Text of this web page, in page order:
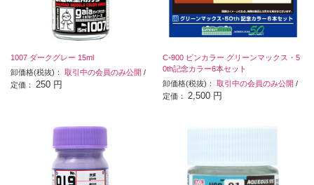
1007 ダークグレー 15ml
卸価格(税抜)： 取引中の会員のみ公開 /
定価： 250 円
C-900 ビンカラー グリーンマックス・5
0th記念カラー6本セット
卸価格(税抜)：取引中の会員のみ公開 /
定価： 2,500 円